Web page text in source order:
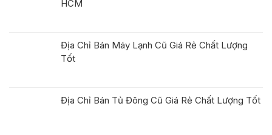
HCM
Địa Chỉ Bán Máy Lạnh Cũ Giá Rẻ Chất Lượng
Tốt
Địa Chỉ Bán Tủ Đông Cũ Giá Rẻ Chất Lượng Tốt